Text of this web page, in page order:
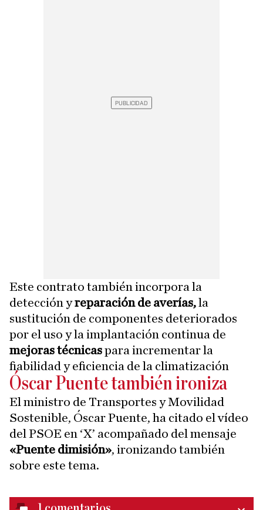
Este contrato también incorpora la
detección yreparación de averías,la
sustitución de componentes deteriorados
por el uso y la implantación continua de
mejoras técnicaspara incrementar la
fiabilidad y eficiencia de la climatización
Óscar Puente también ironiza
El ministro de Transportes y Movilidad
Sostenible, Óscar Puente, ha citado el vídeo
del PSOE en ‘X’ acompañado del mensaje
«Puente dimisión», ironizando también
sobre este tema.